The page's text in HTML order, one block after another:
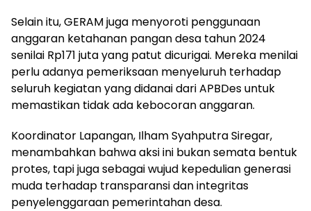
Selain itu, GERAM juga menyoroti penggunaan
anggaran ketahanan pangan desa tahun 2024
senilai Rp171 juta yang patut dicurigai. Mereka menilai
perlu adanya pemeriksaan menyeluruh terhadap
seluruh kegiatan yang didanai dari APBDes untuk
memastikan tidak ada kebocoran anggaran.
Koordinator Lapangan, Ilham Syahputra Siregar,
menambahkan bahwa aksi ini bukan semata bentuk
protes, tapi juga sebagai wujud kepedulian generasi
muda terhadap transparansi dan integritas
penyelenggaraan pemerintahan desa.